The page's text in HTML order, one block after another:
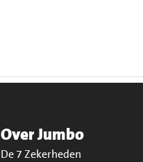
Over Jumbo
De 7 Zekerheden